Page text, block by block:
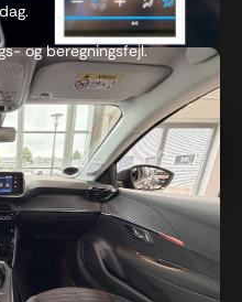
og beregningsfejl.